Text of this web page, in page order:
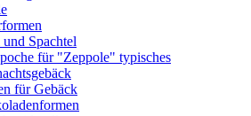
und Spachtel
poche für "Zeppole" typisches
für Gebäck